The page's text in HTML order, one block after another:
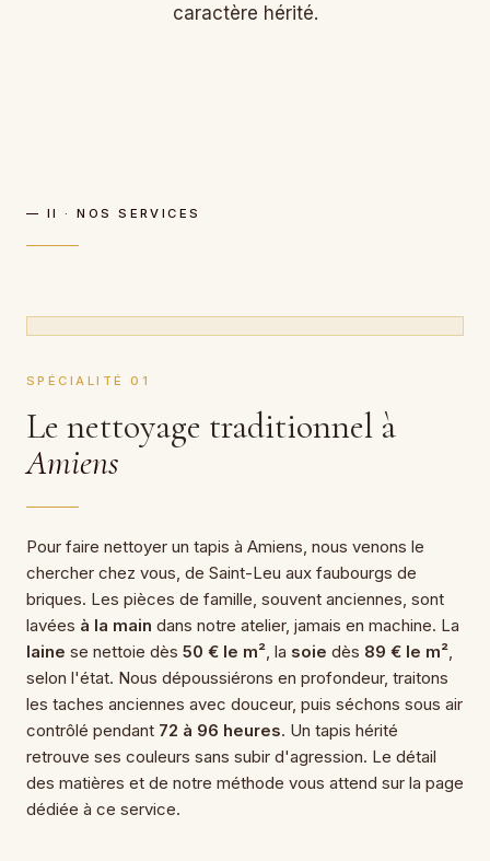
caractère hérité.
— II · NOS SERVICES
SPÉCIALITÉ 01
Le nettoyage traditionnel à
Amiens
Pour faire nettoyer un tapis à Amiens, nous venons le
chercher chez vous, de Saint-Leu aux faubourgs de
briques. Les pièces de famille, souvent anciennes, sont
lavées à la main dans notre atelier, jamais en machine. La
laine se nettoie dès 50 € le m², la soie dès 89 € le m²,
selon l'état. Nous dépoussiérons en profondeur, traitons
les taches anciennes avec douceur, puis séchons sous air
contrôlé pendant 72 à 96 heures. Un tapis hérité
retrouve ses couleurs sans subir d'agression. Le détail
des matières et de notre méthode vous attend sur la page
dédiée à ce service.